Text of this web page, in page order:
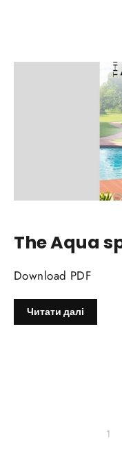
The Aqua
Download PDF
Читати далі
1